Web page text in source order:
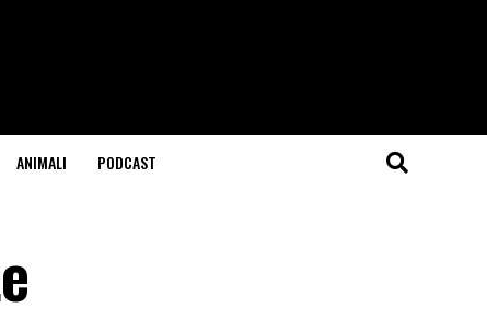
ANIMALI PODCAST